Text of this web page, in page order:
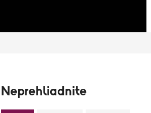
Neprehliadnite